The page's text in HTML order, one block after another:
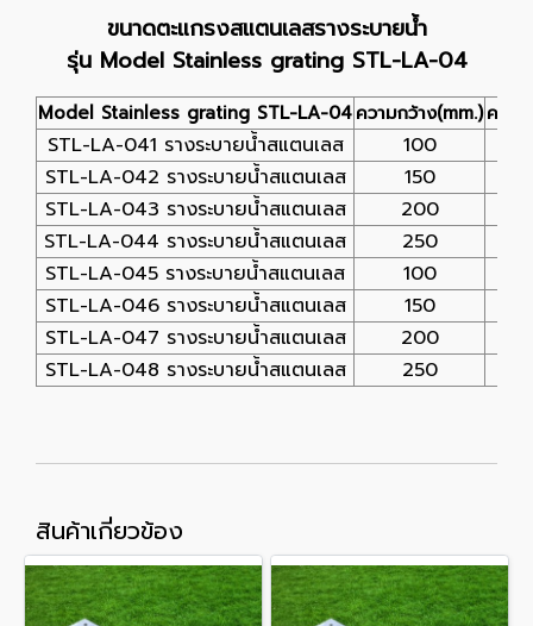
ขนาดตะแกรงสแตนเลสรางระบายน้ำ
รุ่น Model Stainless grating STL-LA-04
Model Stainless grating STL-LA-04ความกว้าง(mm.)ความ
STL-LA-041 รางระบายน้ำสแตนเลส 100
STL-LA-042 รางระบายน้ำสแตนเลส
150
STL-LA-043 รางระบายน้ำสแตนเลส
200
STL-LA-044 รางระบายน้ำสแตนเลส
250
STL-LA-045 รางระบายน้ำสแตนเลส
100
STL-LA-046 รางระบายน้ำสแตนเลส
150
STL-LA-047 รางระบายน้ำสแตนเลส
200
STL-LA-048 รางระบายน้ำสแตนเลส
250
สินค้าเกี่ยวข้อง